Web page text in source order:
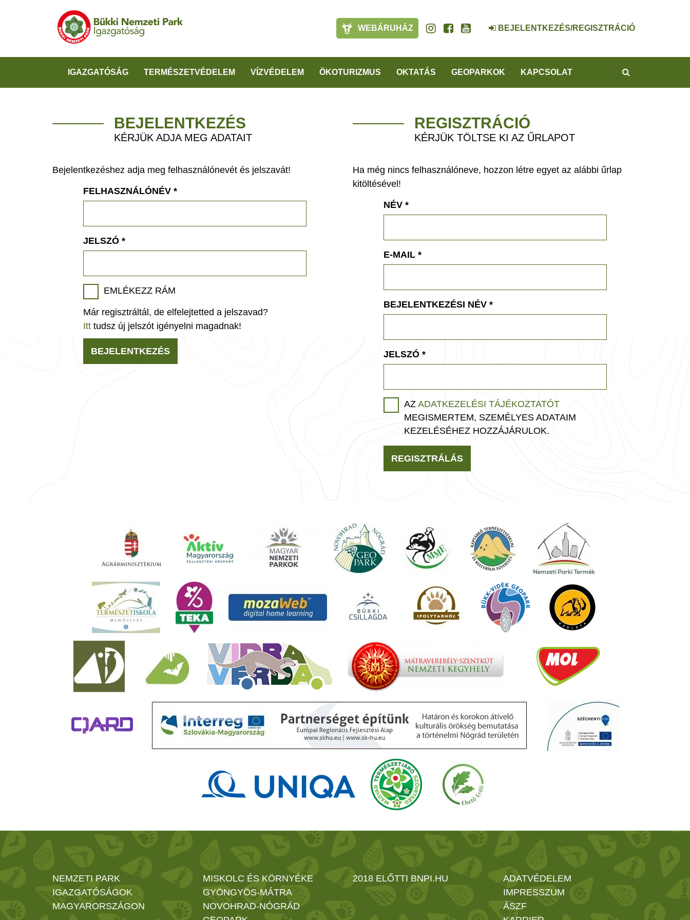
WEBÁRUHÁZ BEJELENTKEZÉS/REGISZTRÁCIÓ
IGAZGATÓSÁG TERMÉSZETVÉDELEM VÍZVÉDELEM ÖKOTURIZMUS OKTATÁS GEOPARKOK KAPCSOLAT
BEJELENTKEZÉS
KÉRJÜK ADJA MEG ADATAIT
Bejelentkezéshez adja meg felhasználónevét és jelszavát!
FELHASZNÁLÓNÉV *
JELSZÓ *
EMLÉKEZZ RÁM
Már regisztráltál, de elfelejtetted a jelszavad?
Itt tudsz új jelszót igényelni magadnak!
BEJELENTKEZÉS
REGISZTRÁCIÓ
KÉRJÜK TÖLTSE KI AZ ŰRLAPOT
Ha még nincs felhasználóneve, hozzon létre egyet az alábbi űrlap
kitöltésével!
NÉV *
E-MAIL *
BEJELENTKEZÉSI NÉV *
JELSZÓ *
AZ ADATKEZELÉSI TÁJÉKOZTATÓT
MEGISMERTEM, SZEMÉLYES ADATAIM
KEZELÉSÉHEZ HOZZÁJÁRULOK.
REGISZTRÁLÁS
NEMZETI PARK
IGAZGATÓSÁGOK
MAGYARORSZÁGON
MISKOLC ÉS KÖRNYÉKE
GYÖNGYÖS-MÁTRA
NOVOHRAD-NÓGRÁD
2018 ELŐTTI BNPI.HU
ADATVÉDELEM
IMPRESSZUM
ÁSZF